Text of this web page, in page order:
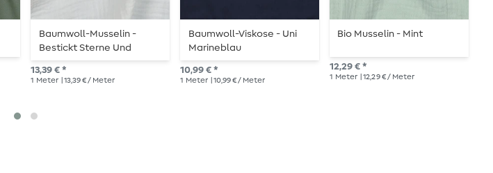
Baumwoll-Musselin -
Bestickt Sterne Und
Monde Offwhite
13,39 € *
1 Meter | 13,39 € / Meter
Baumwoll-Viskose - Uni
Marineblau
10,99 € *
1 Meter | 10,99 € / Meter
Bio Musselin - Mint
12,29 € *
1 Meter | 12,29 € / Meter